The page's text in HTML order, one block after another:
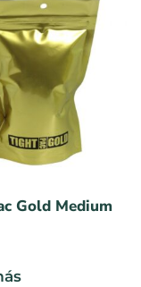
Gold Medium